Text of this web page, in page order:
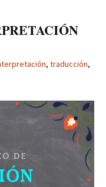
, traducción,